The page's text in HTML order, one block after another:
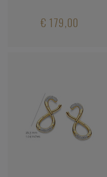
€ 179,00